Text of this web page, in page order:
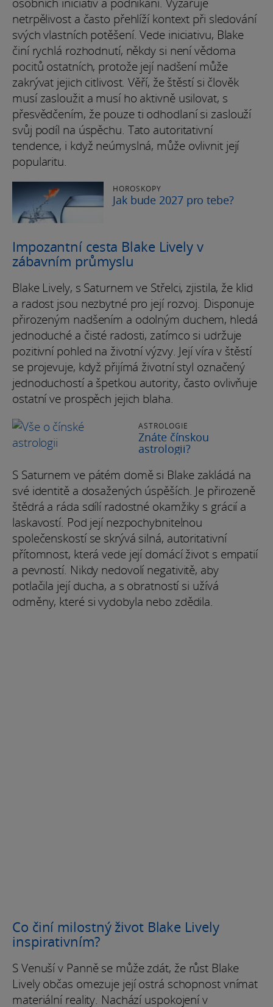
netrpělivost a často přehlíží kontext při sledování
svých vlastních potěšení. Vede iniciativu, Blake
činí rychlá rozhodnutí, někdy si není vědoma
pocitů ostatních, protože její nadšení může
zakrývat jejich citlivost. Věří, že štěstí si člověk
musí zasloužit a musí ho aktivně usilovat, s
přesvědčením, že pouze ti odhodlaní si zaslouží
svůj podíl na úspěchu. Tato autoritativní
tendence, i když neúmyslná, může ovlivnit její
popularitu.
HOROSKOPY
Jak bude 2027 pro tebe?
Impozantní cesta Blake Lively v
zábavním průmyslu
Blake Lively, s Saturnem ve Střelci, zjistila, že klid
a radost jsou nezbytné pro její rozvoj. Disponuje
přirozeným nadšením a odolným duchem, hledá
jednoduché a čisté radosti, zatímco si udržuje
pozitivní pohled na životní výzvy. Její víra v štěstí
se projevuje, když přijímá životní styl označený
jednoduchostí a špetkou autority, často ovlivňuje
ostatní ve prospěch jejich blaha.
ASTROLOGIE
Znáte čínskou
astrologii?
S Saturnem ve pátém domě si Blake zakládá na
své identitě a dosažených úspěších. Je přirozeně
štědrá a ráda sdílí radostné okamžiky s grácií a
laskavostí. Pod její nezpochybnitelnou
společenskostí se skrývá silná, autoritativní
přítomnost, která vede její domácí život s empatií
a pevností. Nikdy nedovolí negativitě, aby
potlačila její ducha, a s obratností si užívá
odměny, které si vydobyla nebo zdědila.
Co činí milostný život Blake Lively
inspirativním?
S Venuší v Panně se může zdát, že růst Blake
Lively občas omezuje její ostrá schopnost vnímat
materiální reality. Nachází uspokojení v